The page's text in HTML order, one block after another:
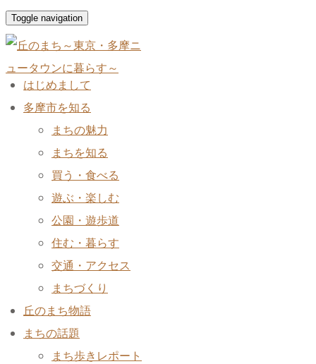
Toggle navigation
はじめまして
多摩市を知る
まちの魅力
まちを知る
買う・食べる
遊ぶ・楽しむ
公園・遊歩道
住む・暮らす
交通・アクセス
まちづくり
丘のまち物語
まちの話題
まち歩きレポート